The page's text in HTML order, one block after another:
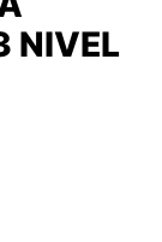
NIVEL